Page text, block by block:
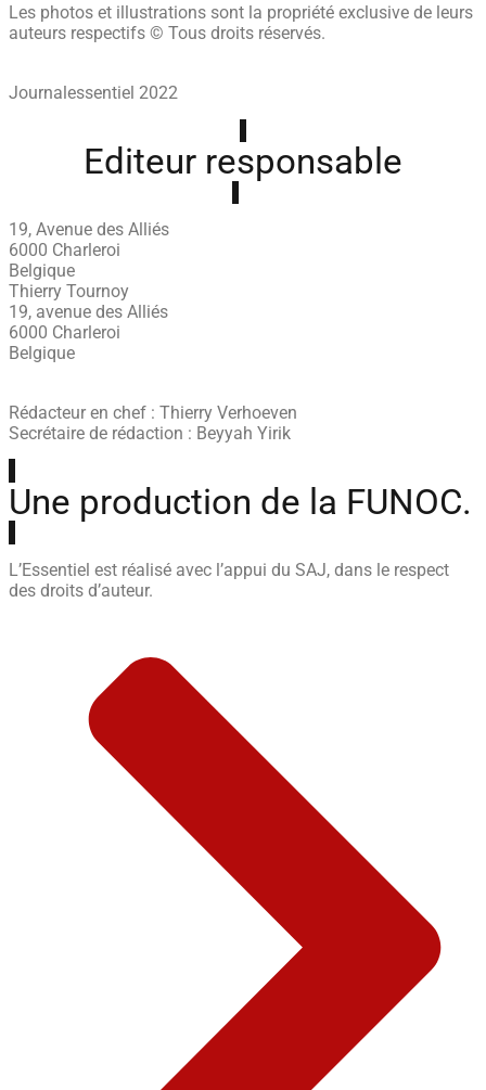
Les photos et illustrations sont la propriété exclusive de leurs
auteurs respectifs © Tous droits réservés.
Journalessentiel 2022
Editeur responsable
19, Avenue des Alliés
6000 Charleroi
Belgique
Thierry Tournoy
19, avenue des Alliés
6000 Charleroi
Belgique
Rédacteur en chef : Thierry Verhoeven
Secrétaire de rédaction : Beyyah Yirik
Une production de la FUNOC.
L’Essentiel est réalisé avec l’appui du SAJ, dans le respect
des droits d’auteur.